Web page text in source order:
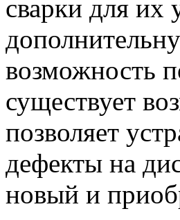
сварки для их
возможность
существует
позволяет
дефекты на
новый и